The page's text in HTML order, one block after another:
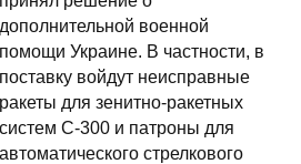
дополнительной военной
помощи Украине. В частности, в
поставку войдут неисправные
ракеты для зенитно-ракетных
систем С-300 и патроны для
автоматического стрелкового